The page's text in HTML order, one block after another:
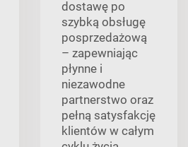
dostawę po
szybką obsługę
posprzedażową
– zapewniając
płynne i
niezawodne
partnerstwo oraz
pełną satysfakcję
klientów w całym